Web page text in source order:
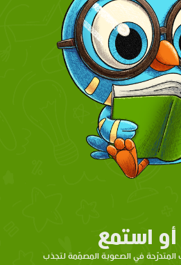
أو استمع
المتدرّحة في الصعوبة المصمّمة لتجذب